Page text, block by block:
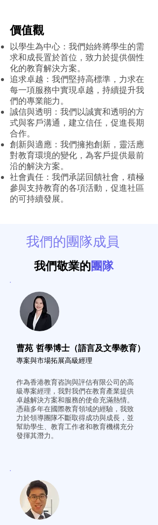
價值觀
以學生為中心：我們始終將學生的需
求和成長置於首位，致力於提供個性
化的教育解決方案。
追求卓越：我們堅持高標準，力求在
每一項服務中實現卓越，持續提升我
們的專業能力。
誠信與透明：我們以誠實和透明的方
式與客戶溝通，建立信任，促進長期
合作。
創新與適應：我們擁抱創新，靈活應
對教育環境的變化，為客戶提供最前
沿的解決方案。
社會責任：我們承諾回饋社會，積極
參與支持教育的各項活動，促進社區
的可持續發展。
我們的團隊成員
我們敬業的團隊
曹苑 哲學博士（語言及文學教育）
專案與市場拓展高級經理
作為香港教育咨詢與評估有限公司的高
級專案經理，我對我們在教育產業提供
卓越解決方案和服務的使命充滿熱情。
憑藉多年在國際教育領域的經驗，我致
力於領導團隊不斷取得成功與成長，並
幫助學生、教育工作者和教育機構充分
發揮其潛力。